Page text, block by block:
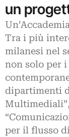
un
Tra i più
milanesi nel
non solo per
dipartimenti
Multimediali”,
per il flusso